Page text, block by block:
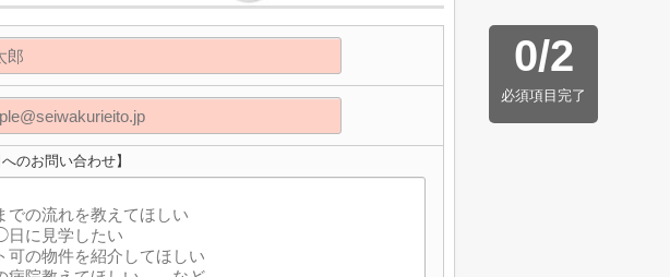
0/2
必須項目完了
のお問い合わせ】